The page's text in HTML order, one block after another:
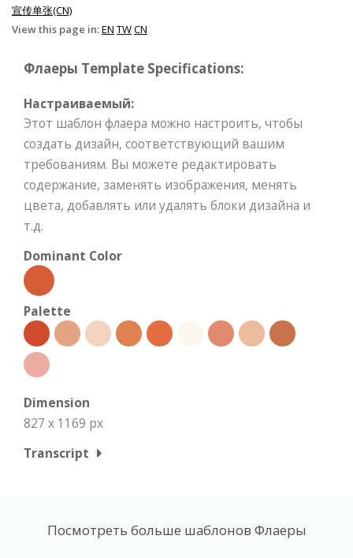
宣传单张(CN)
View this page in:EN TWCN
Флаеры Template Specifications:
Настраиваемый:
Этот шаблон флаера можно настроить, чтобы
создать дизайн, соответствующий вашим
требованиям. Вы можете редактировать
содержание, заменять изображения, менять
цвета, добавлять или удалять блоки дизайна и
т.д.
Dominant Color
Palette
Dimension
827 x 1169 px
Transcript
Посмотреть больше шаблонов Флаеры